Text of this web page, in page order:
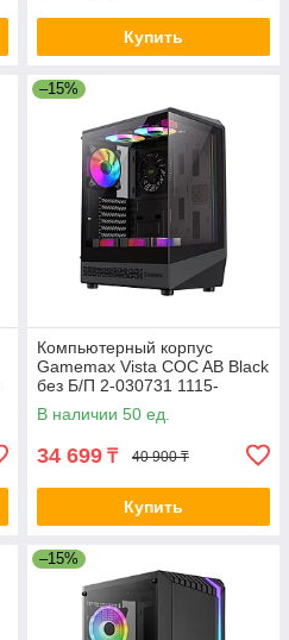
Купить
–15%
Компьютерный корпус
Gamemax Vista COC AB Black
без Б/П 2-030731 1115-
3806R0004
В наличии 50 ед.
34 699 ₸ 40 900 ₸
Купить
–15%